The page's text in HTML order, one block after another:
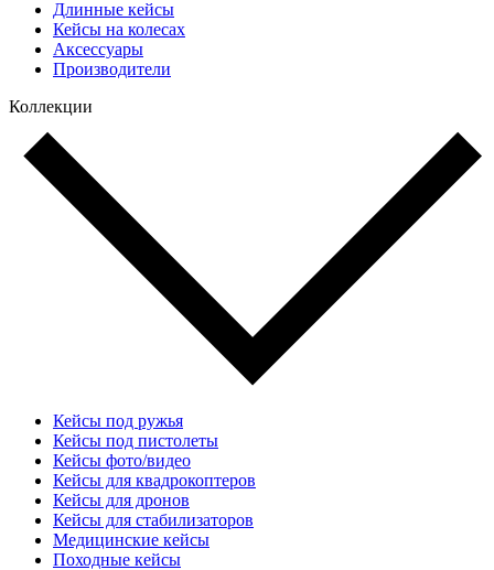
Длинные кейсы
Кейсы на колесах
Аксессуары
Производители
Коллекции
Кейсы под ружья
Кейсы под пистолеты
Кейсы фото/видео
Кейсы для квадрокоптеров
Кейсы для дронов
Кейсы для стабилизаторов
Медицинские кейсы
Походные кейсы